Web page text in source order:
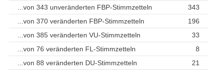
...von 343 unveränderten FBP-Stimmzetteln
343
...von 370 veränderten FBP-Stimmzetteln
196
...von 385 veränderten VU-Stimmzetteln
33
...von 76 veränderten FL-Stimmzetteln
8
...von 88 veränderten DU-Stimmzetteln
21